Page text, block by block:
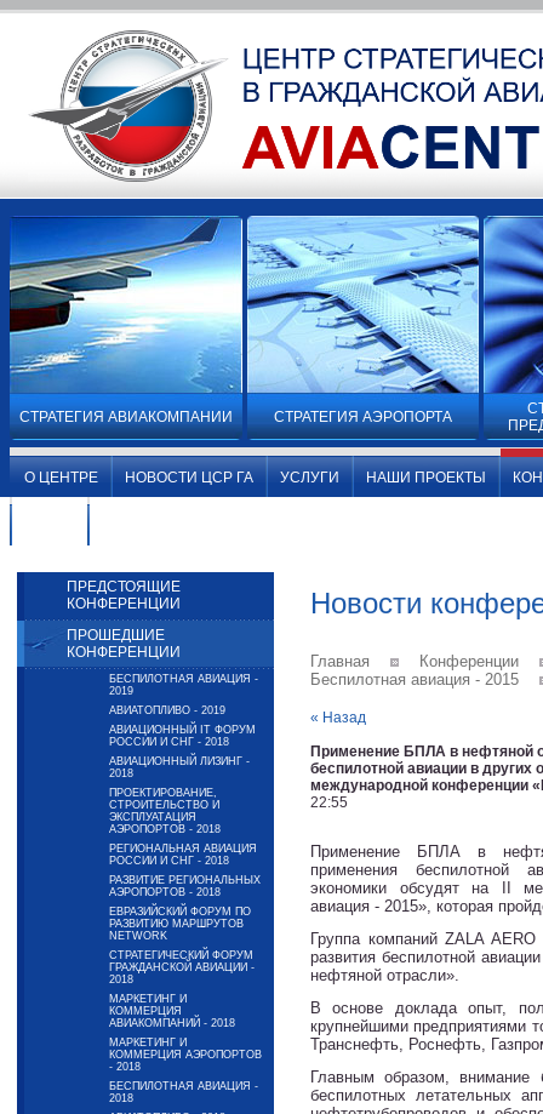
СТРАТЕГИЯ АВИАКОМПАНИИ СТРАТЕГИЯ АЭРОПОРТА
О ЦЕНТРЕ НОВОСТИ ЦСР ГА УСЛУГИ НАШИ ПРОЕКТЫ
ПРЕДСТОЯЩИЕ
КОНФЕРЕНЦИИ
ПРОШЕДШИЕ
КОНФЕРЕНЦИИ
БЕСПИЛОТНАЯ АВИАЦИЯ -
2019
АВИАТОПЛИВО - 2019
АВИАЦИОННЫЙ IT ФОРУМ
РОССИИ И СНГ - 2018
АВИАЦИОННЫЙ ЛИЗИНГ -
2018
ПРОЕКТИРОВАНИЕ,
СТРОИТЕЛЬСТВО И
ЭКСПЛУАТАЦИЯ
АЭРОПОРТОВ - 2018
РЕГИОНАЛЬНАЯ АВИАЦИЯ
РОССИИ И СНГ - 2018
РАЗВИТИЕ РЕГИОНАЛЬНЫХ
АЭРОПОРТОВ - 2018
ЕВРАЗИЙСКИЙ ФОРУМ ПО
РАЗВИТИЮ МАРШРУТОВ
NETWORK
СТРАТЕГИЧЕСКИЙ ФОРУМ
ГРАЖДАНСКОЙ АВИАЦИИ -
2018
МАРКЕТИНГ И
КОММЕРЦИЯ
АВИАКОМПАНИЙ - 2018
МАРКЕТИНГ И
КОММЕРЦИЯ АЭРОПОРТОВ
- 2018
БЕСПИЛОТНАЯ АВИАЦИЯ -
2018
Новости
Главная
Конференции
Беспилотная авиация - 2015
« Назад
Применение БПЛА в нефтяной
беспилотной авиации в других
международной конференции
22:55
Применение БПЛА в
применения беспилотной
экономики обсудят на II
авиация - 2015», которая
Группа компаний ZALA
развития беспилотной
нефтяной отрасли».
В основе доклада опыт,
крупнейшими предприятиями
Транснефть, Роснефть,
Главным образом, внимание
беспилотных летательных